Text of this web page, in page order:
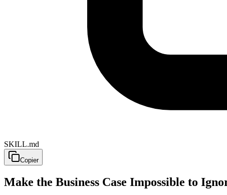
SKILL.md
Copier
Make the Business Case Impossible to